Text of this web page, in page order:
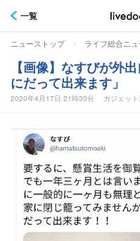
一覧
ニューストップ > ライフ総合ニュ
【画像】なすびが外
にだって出来ます」
2020年4月17日 21時30分 ガジェット